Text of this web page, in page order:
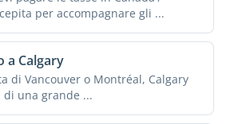
per accompagnare gli ...
a Calgary
di Vancouver o Montréal, Calgary
una grande ...